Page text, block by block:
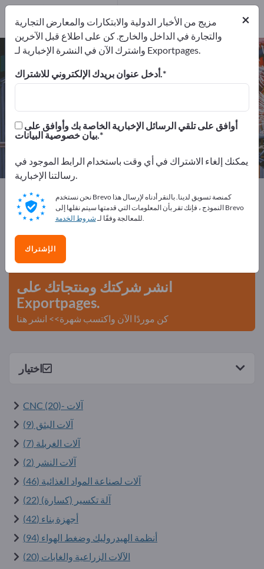
آلات ومعدات – اعثر على الشركات
المصنعة والموردين
موزعون
موزعون22
من مقدمي الخدمات2
Exportpages آلات ومعدات
أعلن مجانًا على Exportpages!
الاحتياجات – العروض – السلع المستعملة – جهات الاتصال
التجارية >> ابدأ من هنا
انشر شركتك ومنتجاتك على
Exportpages.
كن موردًا الآن واكتسب شهرة>> انشر هنا
اختيار
آلات -CNC (20)
آلات البثق (9)
آلات الغربلة (7)
آلات النشر (2)
آلات لصناعة المواد الغذائية (46)
آلة تكسير (كسارة) (22)
أجهزة بناء (42)
أنظمة الهيدروليك وضغط الهواء (94)
الآلات الزراعية والغابات (20)
×
مزيج من الأخبار الدولية والابتكارات والمعارض التجارية
والتجارة في الداخل والخارج. كن على اطلاع قبل الآخرين
واشترك الآن في النشرة الإخبارية لـ Exportpages.
أدخل عنوان بريدك الإلكتروني للاشتراك.
بيان خصوصية البيانات.
يمكنك إلغاء الاشتراك في أي وقت باستخدام الرابط الموجود في
رسالتنا الإخبارية.
نحن نستخدم Brevo كمنصة تسويق لدينا. بالنقر أدناه لإرسال هذا
النموذج ، فإنك تقر بأن المعلومات التي قدمتها سيتم نقلها إلى Brevo
للمعالجة وفقًا لـشروط الخدمة .
الإشتراك